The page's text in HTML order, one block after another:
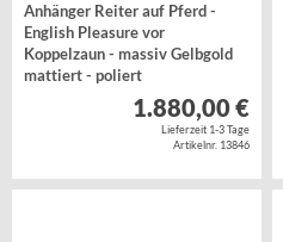
Anhänger Reiter auf Pferd -
English Pleasure vor
Koppelzaun - massiv Gelbgold
mattiert - poliert
1.880,00 €
Lieferzeit 1-3 Tage
Artikelnr. 13846